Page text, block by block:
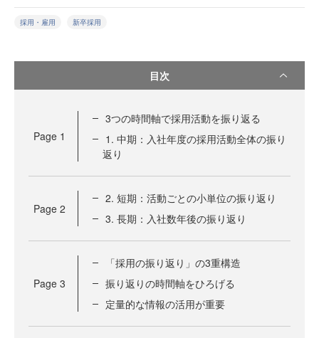
採用・雇用 新卒採用
目次
Page 1
3つの時間軸で採用活動を振り返る
1. 中期：入社年度の採用活動全体の振り
返り
Page 2
2. 短期：活動ごとの小単位の振り返り
3. 長期：入社数年後の振り返り
Page 3
「採用の振り返り」の3重構造
振り返りの時間軸をひろげる
定量的な情報の活用が重要